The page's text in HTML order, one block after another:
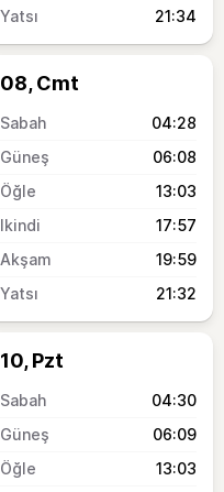
21:34
08, Cmt
04:28
06:08
13:03
17:57
19:59
21:32
10, Pzt
04:30
06:09
13:03